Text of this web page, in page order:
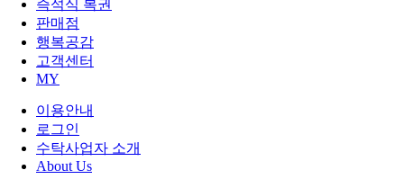
즉석식 복권
판매점
행복공감
고객센터
MY
이용안내
로그인
수탁사업자 소개
About Us